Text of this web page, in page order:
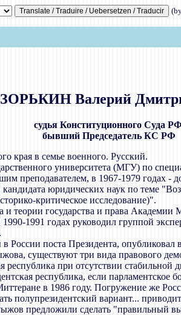
ЗОРЬКИН Валерий
судья Конституционного Суда
бывший Председатель КС РФ
края в семье военного. Русский.
университета (МГУ) по
преподавателем, в 1967-1979 годах -
юридических наук по теме
критическое исследование)".
и теории государства и права
1991 годах руководил группой
России поста Президента,
существуют три вида правового
при отсутствии
республика, если парламентское
в 1986 году. Погружение же
полупрезидентский вариант...
предложили сделать "правильный